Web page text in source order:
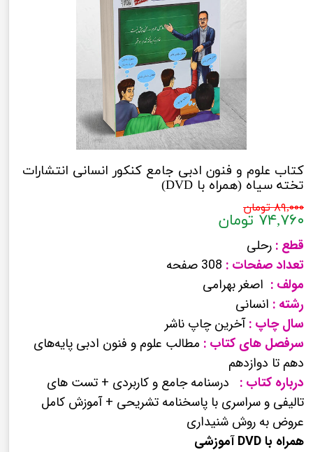
کتاب علوم و فنون ادبی جامع کنکور انسانی انتشارات
تخته سیاه (همراه با DVD)
۸۹,۰۰۰ تومان
۷۴,۷۶۰ تومان
قطع : رحلی
تعداد صفحات : 308 صفحه
مولف : اصغر بهرامی
رشته : انسانی
سال چاپ :آخرین چاپ ناشر
سرفصل های کتاب : مطالب علوم و فنون ادبی پایه‌های
دهم تا دوازدهم
درباره کتاب :
درسنامه جامع و کاربردی + تست های
تالیفی و سراسری با پاسخنامه تشریحی + آموزش کامل
عروض به روش شنیداری
همراه با DVD آموزشی